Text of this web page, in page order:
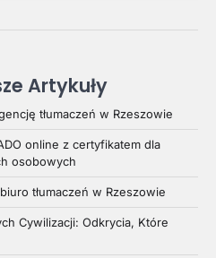
Artykuły
tłumaczeń w Rzeszowie
online z certyfikatem dla
osobowych
tłumaczeń w Rzeszowie
Cywilizacji: Odkrycia, Które